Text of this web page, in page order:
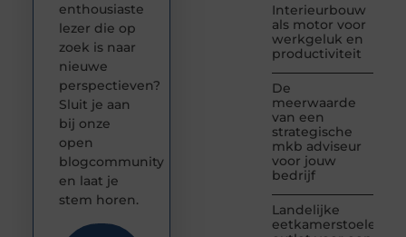
Interieurbouw
als motor voor
werkgeluk en
productiviteit
De
meerwaarde
van een
strategische
mkb adviseur
voor jouw
bedrijf
Landelijke
eetkamerstoelen
enthousiaste
lezer die op
zoek is naar
nieuwe
perspectieven?
Sluit je aan
bij onze
open
blogcommunity
en laat je
stem horen.